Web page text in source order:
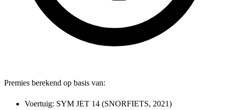
Premies berekend op basis van:
Voertuig: SYM JET 14 (SNORFIETS, 2021)